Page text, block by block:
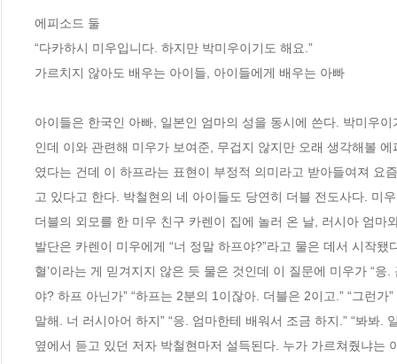
에피소드 둘
“다카하시 미우입니다. 하지만 박미우이기도 해요.”
가르치지 않아도 배우는 아이들, 아이들에게 배우는 아빠
아이들은 한국인 아빠, 일본인 엄마의 성을 동시에 쓴다. 박미우
인데 이와 관련해 미우가 보여준, 무겁지 않지만 오래 생각해볼
였다는 건데 이 하프라는 표현이 부정적 의미라고 받아들여져 요
고 있다고 한다. 박철현의 네 아이들도 당연히 더블 전도사다. 미
더블의 외모를 한 미우 친구 카렌이 집에 놀러 온 날, 러시아 엄
발단은 카렌이 미우에게 “너 정말 하프야?”라고 물은 데서 시작
혈’이라는 게 믿겨지지 않은 듯 물은 것인데 이 질문에 미우가 “
야? 하프 아닌가” “하프는 2분의 1이잖아. 더블은 2이고.” “그런
말해. 너 러시아어 하지” “응. 엄마한테 배워서 조금 하지.” “봐봐
옆에서 듣고 있던 저자 박철현마저 설득된다. 누가 가르쳐줬냐는